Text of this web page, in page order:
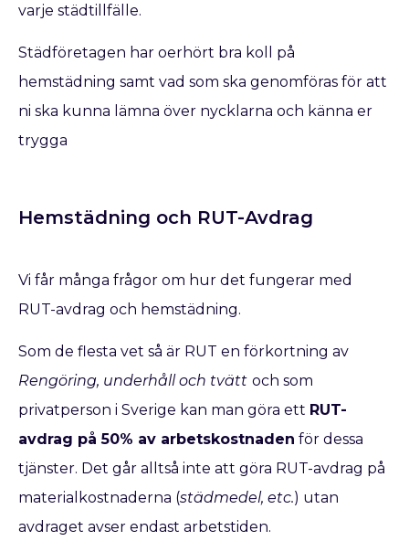
varje städtillfälle.
Städföretagen har oerhört bra koll på
hemstädning samt vad som ska genomföras för att
ni ska kunna lämna över nycklarna och känna er
trygga
Hemstädning och RUT-Avdrag
Vi får många frågor om hur det fungerar med
RUT-avdrag och hemstädning.
Som de flesta vet så är RUT en förkortning av
Rengöring, underhåll och tvätt och som
privatperson i Sverige kan man göra ett RUT-
avdrag på 50% av arbetskostnaden för dessa
tjänster. Det går alltså inte att göra RUT-avdrag på
materialkostnaderna (städmedel, etc.) utan
avdraget avser endast arbetstiden.